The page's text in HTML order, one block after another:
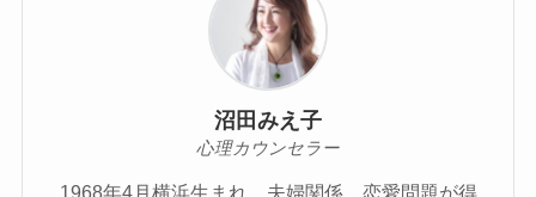
沼田みえ子
心理カウンセラー
1968年4月横浜生まれ。夫婦関係、恋愛問題が得